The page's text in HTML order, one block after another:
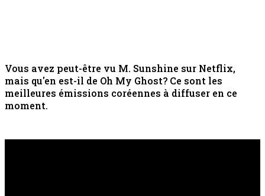
Vous avez peut-être vu M. Sunshine sur Netflix,
mais qu'en est-il de Oh My Ghost? Ce sont les
meilleures émissions coréennes à diffuser en ce
moment.